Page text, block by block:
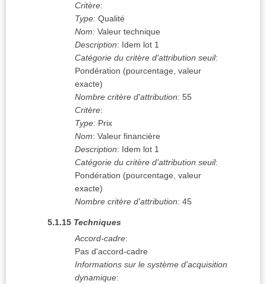
Critère:
Type: Qualité
Nom: Valeur technique
Description: Idem lot 1
Catégorie du critère d'attribution seuil:
Pondération (pourcentage, valeur
exacte)
Nombre critère d'attribution: 55
Critère:
Type: Prix
Nom: Valeur financière
Description: Idem lot 1
Catégorie du critère d'attribution seuil:
Pondération (pourcentage, valeur
exacte)
Nombre critère d'attribution: 45
5.1.15 Techniques
Accord-cadre:
Pas d'accord-cadre
Informations sur le système d'acquisition
dynamique: